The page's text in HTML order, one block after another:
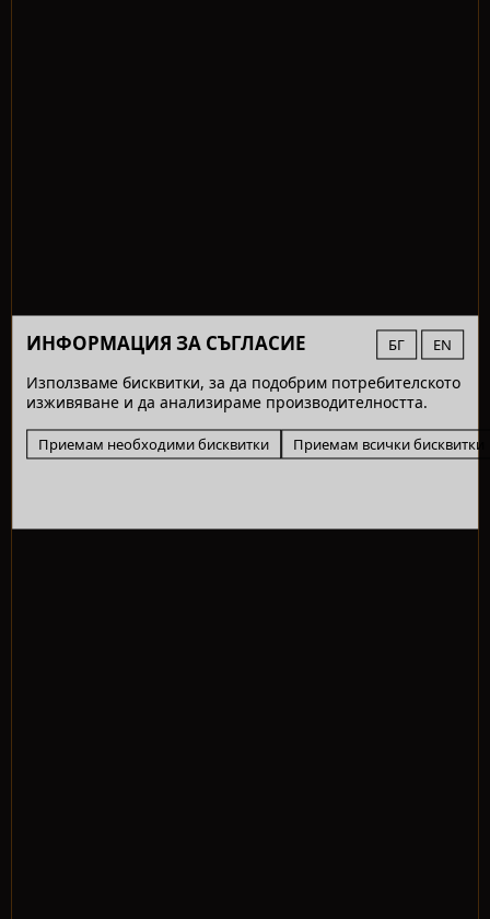
ИНФОРМАЦИЯ ЗА СЪГЛАСИЕ БГ EN
Използваме бисквитки, за да подобрим потребителското
изживяване и да анализираме производителността.
Приемам необходими бисквитки Приемам всички бисквитки